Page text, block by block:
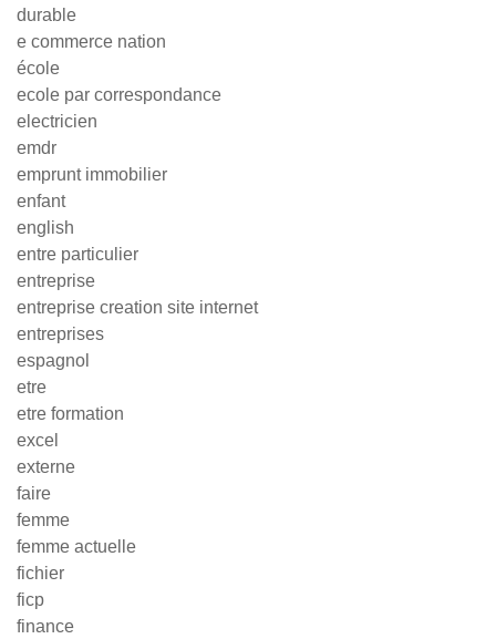
durable
e commerce nation
école
ecole par correspondance
electricien
emdr
emprunt immobilier
enfant
english
entre particulier
entreprise
entreprise creation site internet
entreprises
espagnol
etre
etre formation
excel
externe
faire
femme
femme actuelle
fichier
ficp
finance